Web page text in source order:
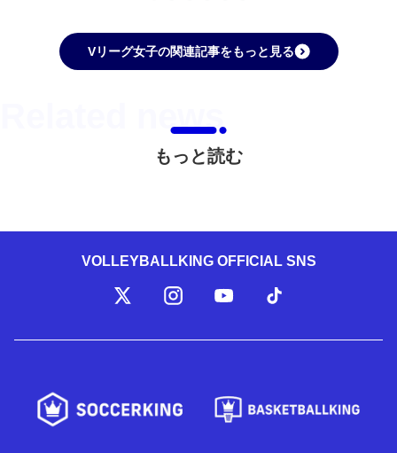
Vリーグ女子の関連記事をもっと見る
もっと読む
VOLLEYBALLKING OFFICIAL SNS